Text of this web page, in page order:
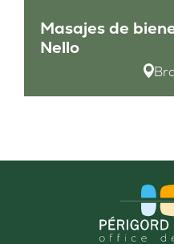
Masajes de
Nello